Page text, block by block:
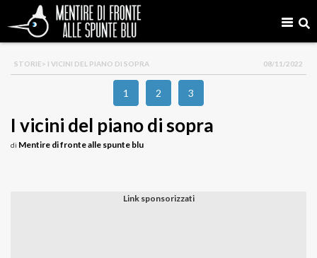
STORIE> I VICINI DEL PIANO DI SOPRA 08/11/2022
1 2 3
I vicini del piano di sopra
di Mentire di fronte alle spunte blu